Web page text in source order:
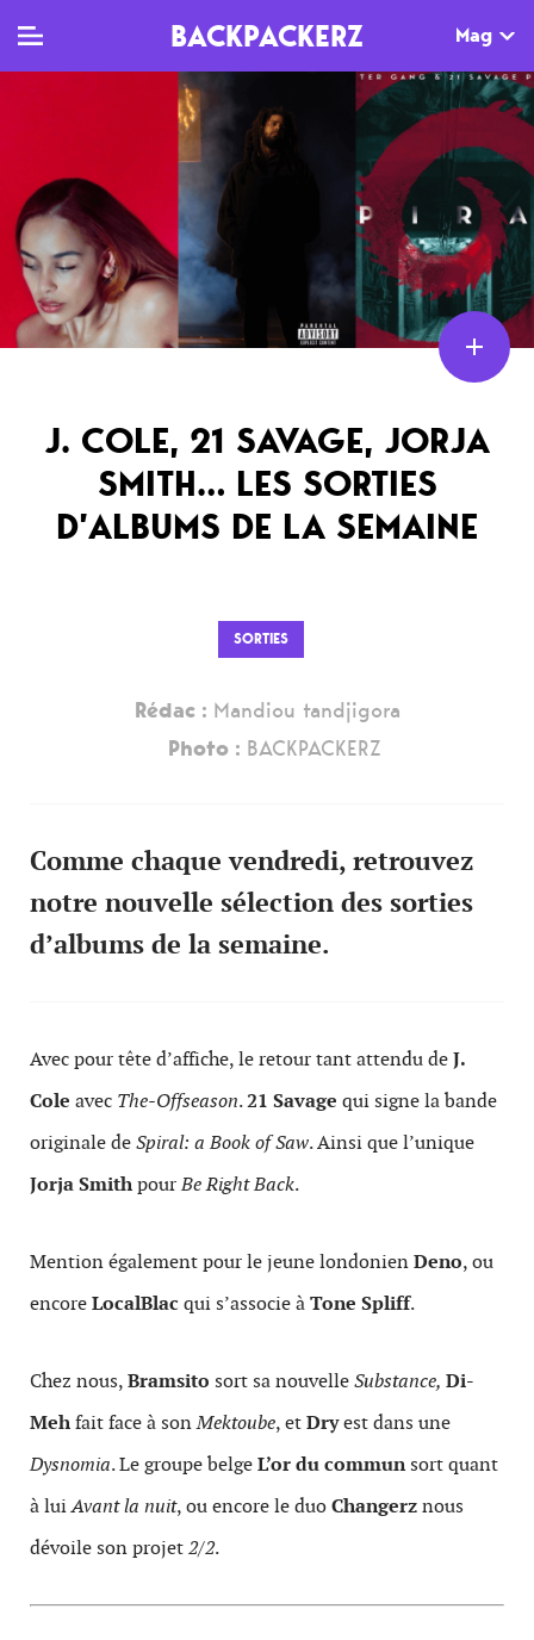
BACKPACKERZ Mag
Clips
Live
Documentaires
MAG
Interviews
Sorties
Newsletter
AGENDA
Paris
Festivals
J. COLE, 21 SAVAGE, JORJA
SMITH… LES SORTIES
D’ALBUMS DE LA SEMAINE
SORTIES
Rédac : Mandiou tandjigora
Photo : BACKPACKERZ
Comme chaque vendredi, retrouvez
notre nouvelle sélection des sorties
d’albums de la semaine.
Avec pour tête d’affiche, le retour tant attendu deJ.
Cole avec The-Offseason.21 Savage qui signe la bande
originale deSpiral: a Book of Saw. Ainsi que l’unique
Jorja SmithpourBe Right Back.
Mention également pour le jeune londonienDeno, ou
encoreLocalBlacqui s’associe àTone Spliff.
Chez nous,Bramsito sort sa nouvelleSubstance, Di-
Mehfait face à sonMektoube, etDryest dans une
Dysnomia. Le groupe belgeL’or du communsort quant
à luiAvant la nuit, ou encore le duoChangerznous
dévoile son projet2/2.